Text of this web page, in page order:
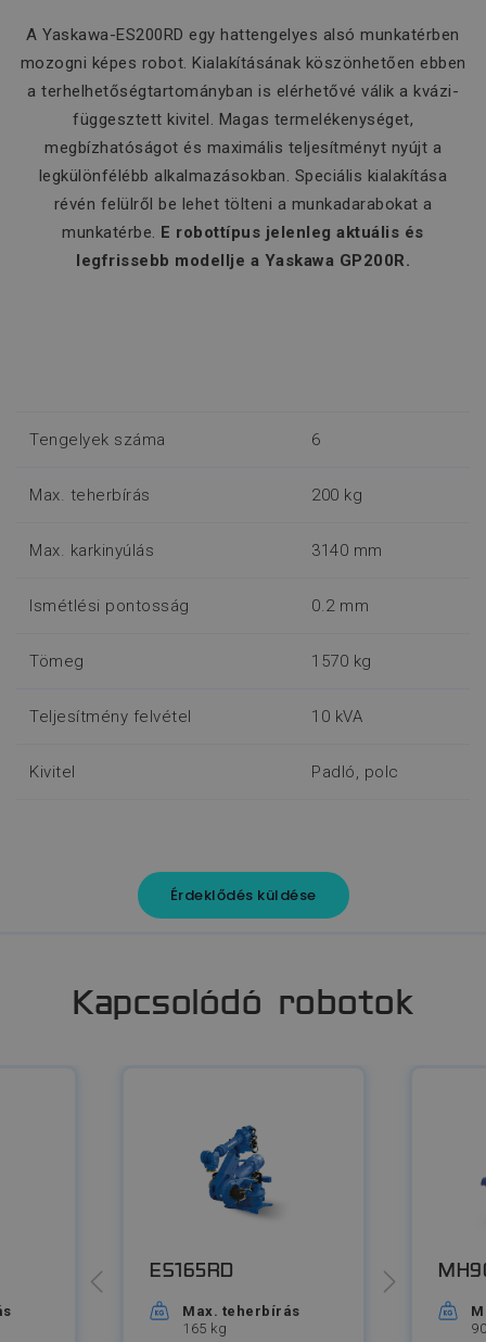
A Yaskawa-ES200RDegy hattengelyes alsó munkatérben
mozogni képes robot. Kialakításának köszönhetően ebben
a terhelhetőségtartományban is elérhetővé válik a kvázi-
függesztett kivitel. Magas termelékenységet,
megbízhatóságot és maximális teljesítményt nyújt a
legkülönfélébb alkalmazásokban. Speciális kialakítása
révén felülről be lehet tölteni a munkadarabokat a
munkatérbe. E robottípus jelenleg aktuális és
legfrissebb modellje a Yaskawa GP200R.
Tengelyek száma 6
Max. teherbírás 200 kg
Max. karkinyúlás 3140 mm
Ismétlési pontosság 0.2 mm
Tömeg 1570 kg
Teljesítmény felvétel 10 kVA
Kivitel Padló, polc
Érdeklődés küldése
Kapcsolódó robotok
ES165RD
Max. teherbírás
165 kg